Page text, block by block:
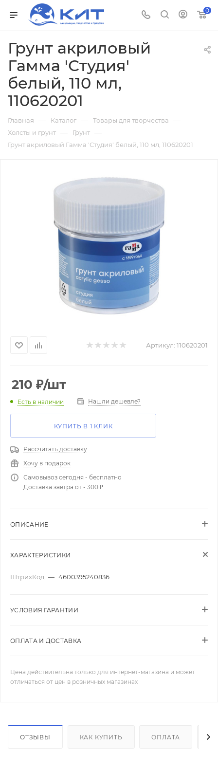
0
Грунт акриловый
Гамма 'Студия'
белый, 110 мл,
110620201
Главная — Каталог — Товары для творчества —
Холсты и грунт — Грунт —
Грунт акриловый Гамма 'Студия' белый, 110 мл, 110620201
Артикул: 110620201
210 ₽/шт
Есть в наличии Нашли дешевле?
КУПИТЬ В 1 КЛИК
Рассчитать доставку
Хочу в подарок
Самовывоз сегодня - бесплатно
Доставка завтра от - 300 ₽
ОПИСАНИЕ
ХАРАКТЕРИСТИКИ
ШтрихКод — 4600395240836
УСЛОВИЯ ГАРАНТИИ
ОПЛАТА И ДОСТАВКА
Цена действительна только для интернет-магазина и может
отличаться от цен в розничных магазинах
ОТЗЫВЫ КАК КУПИТЬ ОПЛАТА